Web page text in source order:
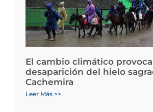
El cambio climático
desaparición del hielo
Cachemira
Leer Más >>